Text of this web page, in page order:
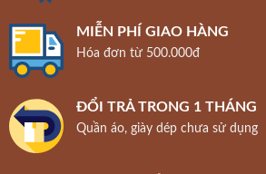
MIỄN PHÍ GIAO HÀNG
Hóa đơn từ 500.000đ
ĐỔI TRẢ TRONG 1 THÁNG
Quần áo, giày dép chưa sử dụng